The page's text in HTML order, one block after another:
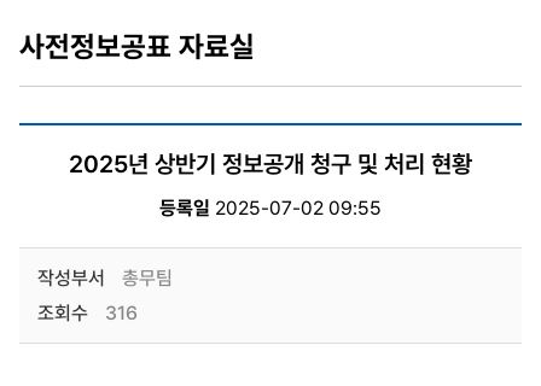
사전정보공표 자료실
2025년 상반기 정보공개 청구 및 처리 현황
등록일 2025-07-02 09:55
작성부서
총무팀
조회수
316